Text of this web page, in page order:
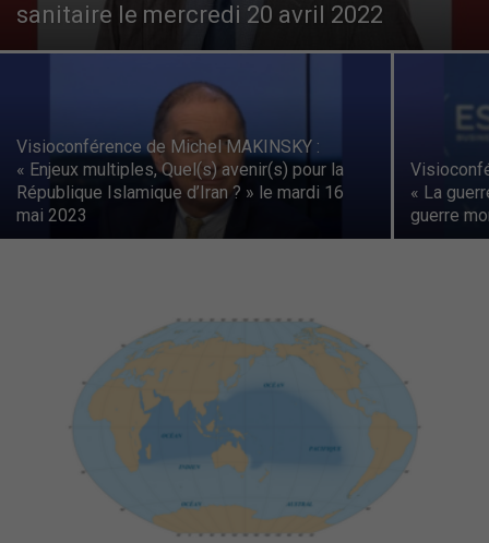
–
France
sanitaire le mercredi 20 avril 2022
Visioconférence de Michel MAKINSKY :
« Enjeux multiples, Quel(s) avenir(s) pour la
République Islamique d’Iran ? » le mardi 16
mai 2023
« La
guerre